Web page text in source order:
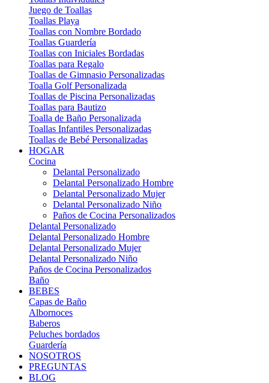
Juego de Toallas
Toallas Playa
Toallas con Nombre Bordado
Toallas Guardería
Toallas con Iniciales Bordadas
Toallas para Regalo
Toallas de Gimnasio Personalizadas
Toalla Golf Personalizada
Toallas de Piscina Personalizadas
Toallas para Bautizo
Toalla de Baño Personalizada
Toallas Infantiles Personalizadas
Toallas de Bebé Personalizadas
HOGAR
Cocina
Delantal Personalizado
Delantal Personalizado Hombre
Delantal Personalizado Mujer
Delantal Personalizado Niño
Paños de Cocina Personalizados
Delantal Personalizado
Delantal Personalizado Hombre
Delantal Personalizado Mujer
Delantal Personalizado Niño
Paños de Cocina Personalizados
Baño
BEBES
Capas de Baño
Albornoces
Baberos
Peluches bordados
Guardería
NOSOTROS
PREGUNTAS
BLOG